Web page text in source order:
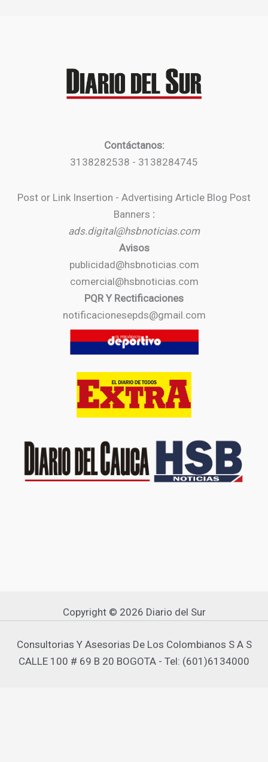
Contáctanos:
3138282538 - 3138284745
Post or Link Insertion - Advertising Article Blog Post
Banners :
ads.digital@hsbnoticias.com
Avisos
publicidad@hsbnoticias.com
comercial@hsbnoticias.com
PQR Y Rectificaciones
notificacionesepds@gmail.com
Copyright © 2026 Diario del Sur
Consultorias Y Asesorias De Los Colombianos S A S
CALLE 100 # 69 B 20 BOGOTA - Tel: (601)6134000